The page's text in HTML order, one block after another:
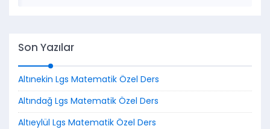
Son Yazılar
Altınekin Lgs Matematik Özel Ders
Altındağ Lgs Matematik Özel Ders
Altıeylül Lgs Matematik Özel Ders